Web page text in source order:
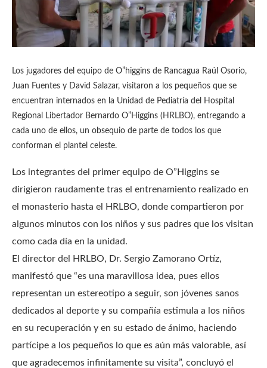
Los jugadores del equipo de O”higgins de Rancagua Raúl Osorio,
Juan Fuentes y David Salazar, visitaron a los pequeños que se
encuentran internados en la Unidad de Pediatría del Hospital
Regional Libertador Bernardo O”Higgins (HRLBO), entregando a
cada uno de ellos, un obsequio de parte de todos los que
conforman el plantel celeste.
Los integrantes del primer equipo de O”Higgins se
dirigieron raudamente tras el entrenamiento realizado en
el monasterio hasta el HRLBO, donde compartieron por
algunos minutos con los niños y sus padres que los visitan
como cada día en la unidad.
El director del HRLBO, Dr. Sergio Zamorano Ortíz,
manifestó que “es una maravillosa idea, pues ellos
representan un estereotipo a seguir, son jóvenes sanos
dedicados al deporte y su compañía estimula a los niños
en su recuperación y en su estado de ánimo, haciendo
partícipe a los pequeños lo que es aún más valorable, así
que agradecemos infinitamente su visita”, concluyó el